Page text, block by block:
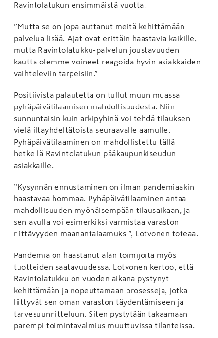
Ravintolatukun ensimmäistä vuotta.
”Mutta se on jopa auttanut meitä kehittämään
palvelua lisää. Ajat ovat erittäin haastavia kaikille,
mutta Ravintolatukku-palvelun joustavuuden
kautta olemme voineet reagoida hyvin asiakkaiden
vaihteleviin tarpeisiin.”
Positiivista palautetta on tullut muun muassa
pyhäpäivätilaamisen mahdollisuudesta. Niin
sunnuntaisin kuin arkipyhinä voi tehdä tilauksen
vielä iltayhdeltätoista seuraavalle aamulle.
Pyhäpäivätilaaminen on mahdollistettu tällä
hetkellä Ravintolatukun pääkaupunkiseudun
asiakkaille.
”Kysynnän ennustaminen on ilman pandemiaakin
haastavaa hommaa. Pyhäpäivätilaaminen antaa
mahdollisuuden myöhäisempään tilausaikaan, ja
sen avulla voi esimerkiksi varmistaa varaston
riittävyyden maanantaiaamuksi”, Lotvonen toteaa.
Pandemia on haastanut alan toimijoita myös
tuotteiden saatavuudessa. Lotvonen kertoo, että
Ravintolatukku on vuoden aikana pystynyt
kehittämään ja nopeuttamaan prosesseja, jotka
liittyvät sen oman varaston täydentämiseen ja
tarvesuunnitteluun. Siten pystytään takaamaan
parempi toimintavalmius muuttuvissa tilanteissa.